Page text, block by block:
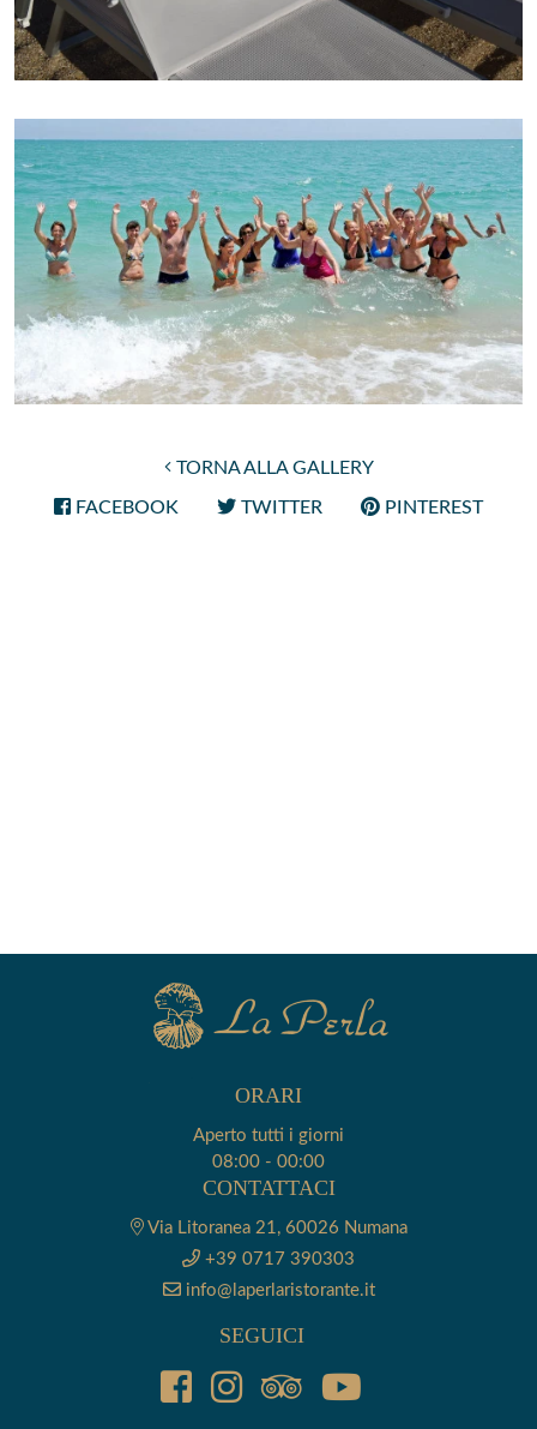
TORNA ALLA GALLERY
FACEBOOK TWITTER PINTEREST
ORARI
Aperto tutti i giorni
08:00 - 00:00
CONTATTACI
Via Litoranea 21, 60026 Numana
+39 0717 390303
info@laperlaristorante.it
SEGUICI